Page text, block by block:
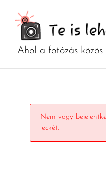
Nem vagy
leckét.